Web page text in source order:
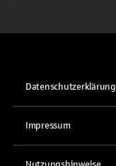
Datenschutzerklärung
Impressum